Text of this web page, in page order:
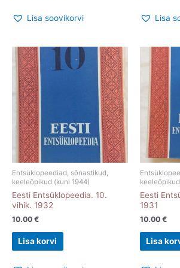
Lisa soovikorvi Lisa
Entsüklopeediad, sõnastikud,
keeleõpikud (kuni 1944)
Eesti Entsüklopeedia. 10.
vihik. 1932
10.00 €
Lisa korvi
Eesti
1931
10.00 €
Lisa